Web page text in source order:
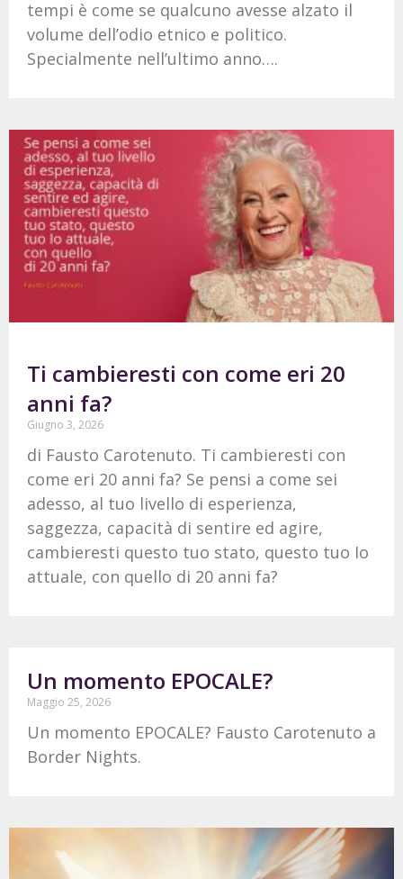
tempi è come se qualcuno avesse alzato il
volume dell’odio etnico e politico.
Specialmente nell’ultimo anno….
Ti cambieresti con come eri 20
anni fa?
Giugno 3, 2026
di Fausto Carotenuto. Ti cambieresti con
come eri 20 anni fa? Se pensi a come sei
adesso, al tuo livello di esperienza,
saggezza, capacità di sentire ed agire,
cambieresti questo tuo stato, questo tuo Io
attuale, con quello di 20 anni fa?
Un momento EPOCALE?
Maggio 25, 2026
Un momento EPOCALE? Fausto Carotenuto a
Border Nights.